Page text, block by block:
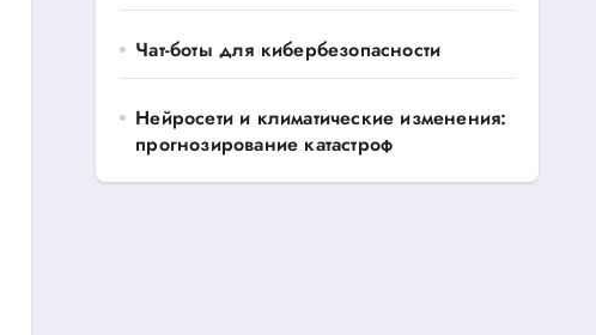
Чат-боты для кибербезопасности
Нейросети и климатические изменения:
прогнозирование катастроф